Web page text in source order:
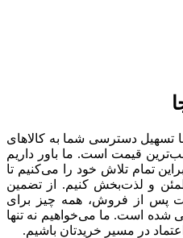
تسهیل دسترسی شما به کالاهای
قیمت است. ما باور داریم
تمام تلاش خود را می‌کنیم تا
و لذت‌بخش کنیم. از تضمین
پس از فروش، همه چیز برای
است. ما می‌خواهیم نه تنها
در مسیر خریدتان باشیم.